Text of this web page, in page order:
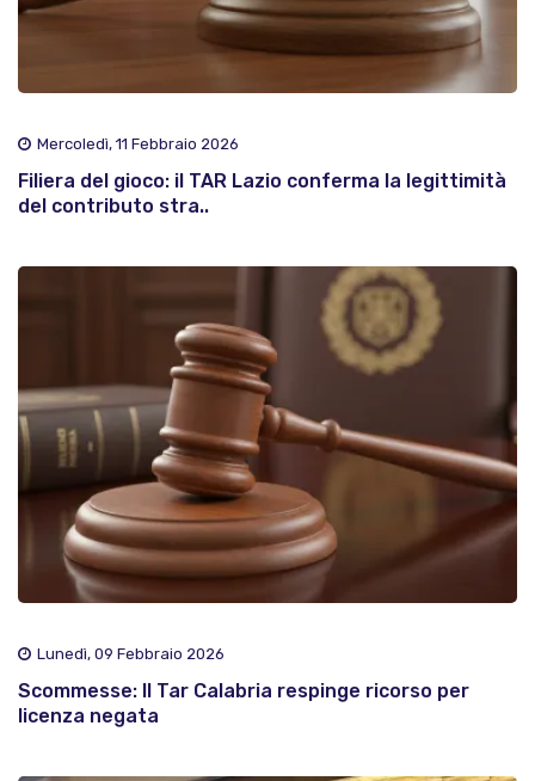
Mercoledì, 11 Febbraio 2026
Filiera del gioco: il TAR Lazio conferma la legittimità
del contributo stra..
Lunedì, 09 Febbraio 2026
Scommesse: Il Tar Calabria respinge ricorso per
licenza negata